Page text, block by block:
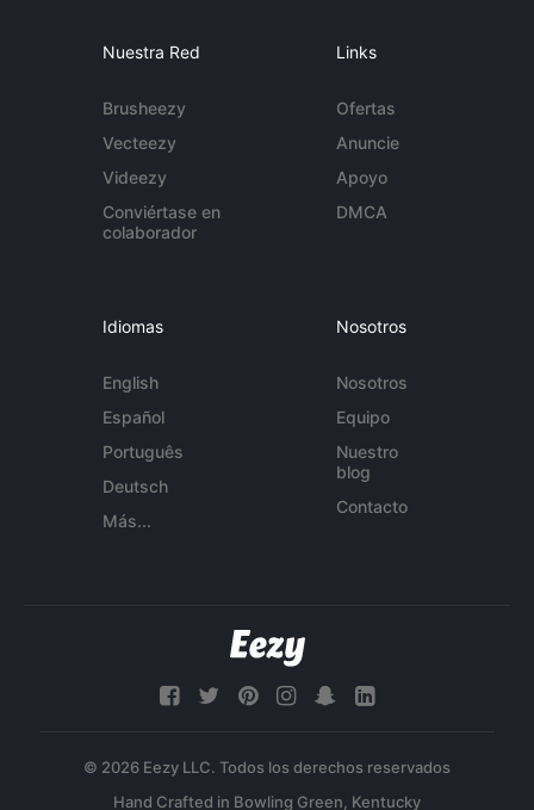
Nuestra Red
Brusheezy
Vecteezy
Videezy
Conviértase en
colaborador
Links
Ofertas
Anuncie
Apoyo
DMCA
Idiomas
English
Español
Português
Deutsch
Más...
Nosotros
Nosotros
Equipo
Nuestro
blog
Contacto
© 2026 Eezy LLC. Todos los derechos reservados